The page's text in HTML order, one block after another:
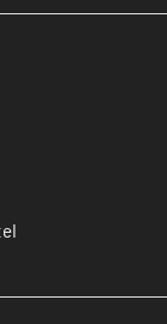
im nächsten